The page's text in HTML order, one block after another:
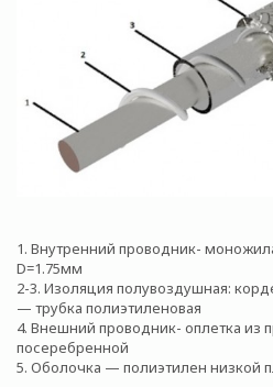
1. Внутренний проводник-
D=1.75мм
2-3. Изоляция полувоздушная:
— трубка полиэтиленовая
4. Внешний проводник- оплетка из
посеребренной
5. Оболочка — полиэтилен низкой